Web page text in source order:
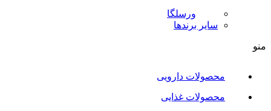
ورسلگا
سایر برند‌ها
منو
محصولات دارویی
محصولات غذایی